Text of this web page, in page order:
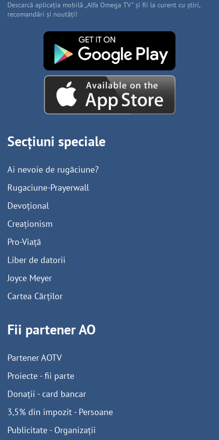
Descarcă aplicația mobilă „Alfa Omega TV” și fii la curent cu știri,
recomandări și noutăți!
Secțiuni speciale
Ai nevoie de rugăciune?
Rugaciune-Prayerwall
Devoțional
Creaționism
Pro-Viață
Liber de datorii
Joyce Meyer
Cartea Cărților
Fii partener AO
Partener AOTV
Proiecte - fii parte
Donații - card bancar
3,5% din impozit - Persoane
Publicitate - Organizații